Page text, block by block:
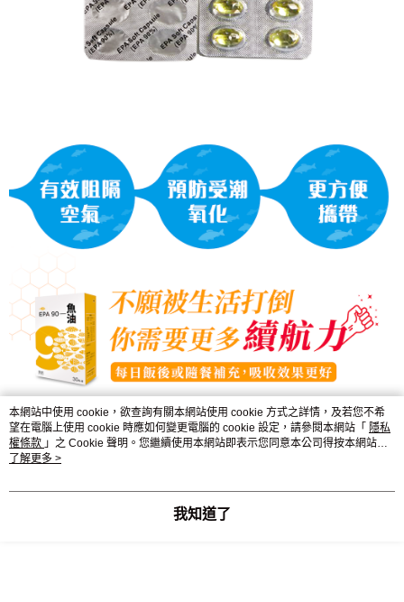
本網站中使用 cookie，欲查詢有關本網站使用 cookie 方式之詳情，及若您不希
望在電腦上使用 cookie 時應如何變更電腦的 cookie 設定，請參閱本網站「 隱私
權條款 」之 Cookie 聲明。您繼續使用本網站即表示您同意本公司得按本網站使
用條款之 Cookie 聲明使用 cookie。
了解更多 >
我知道了